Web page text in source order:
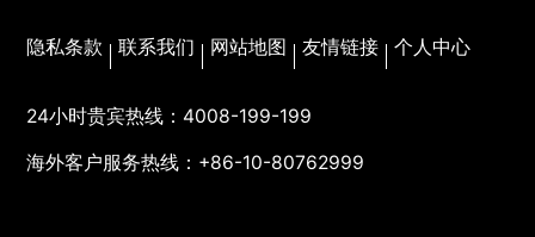
隐私条款 联系我们 网站地图 友情链接 个人中心
24小时贵宾热线： 4008-199-199
海外客户服务热线： +86-10-80762999